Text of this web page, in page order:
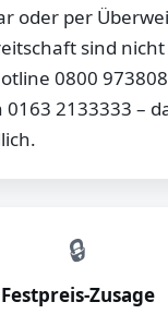
oder per
sind
0800
0163 2133333 –
🔒
Festpreis-Zusage